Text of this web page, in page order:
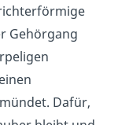
Gehörgang
Dafür,